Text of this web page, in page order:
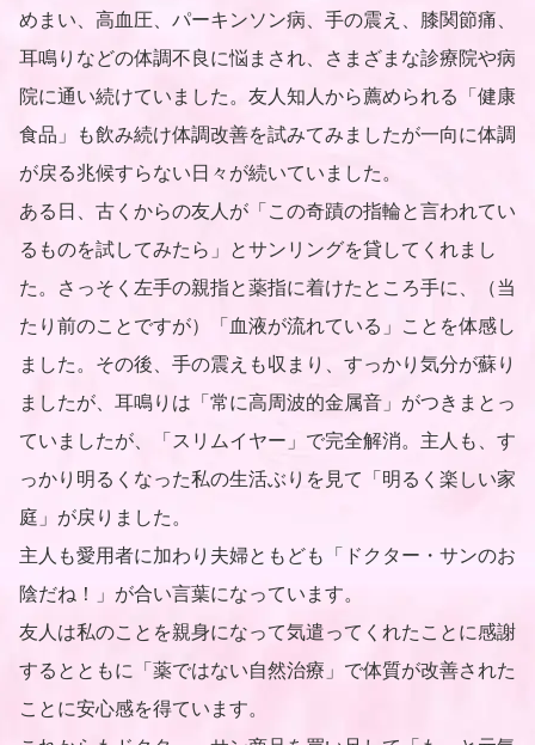
めまい、高血圧、パーキンソン病、手の震え、膝関節痛、
耳鳴りなどの体調不良に悩まされ、さまざまな診療院や病
院に通い続けていました。友人知人から薦められる「健康
食品」も飲み続け体調改善を試みてみましたが一向に体調
が戻る兆候すらない日々が続いていました。
ある日、古くからの友人が「この奇蹟の指輪と言われてい
るものを試してみたら」とサンリングを貸してくれまし
た。さっそく左手の親指と薬指に着けたところ手に、（当
たり前のことですが）「血液が流れている」ことを体感し
ました。その後、手の震えも収まり、すっかり気分が蘇り
ましたが、耳鳴りは「常に高周波的金属音」がつきまとっ
ていましたが、「スリムイヤー」で完全解消。主人も、す
っかり明るくなった私の生活ぶりを見て「明るく楽しい家
庭」が戻りました。
主人も愛用者に加わり夫婦ともども「ドクター・サンのお
陰だね！」が合い言葉になっています。
友人は私のことを親身になって気遣ってくれたことに感謝
するとともに「薬ではない自然治療」で体質が改善された
ことに安心感を得ています。